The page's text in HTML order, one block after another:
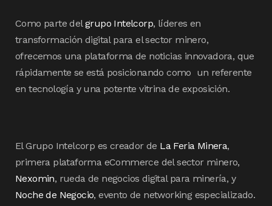
Como parte delgrupo Intelcorp, líderes en
transformación digital para el sector minero,
ofrecemos una plataforma de noticias innovadora, que
rápidamente se está posicionando como un referente
en tecnología y una potente vitrina de exposición.
El Grupo Intelcorp es creador de La Feria Minera,
primera plataforma eCommerce del sector minero,
Nexomin, rueda de negocios digital para minería, y
Noche de Negocio, evento de networking especializado.